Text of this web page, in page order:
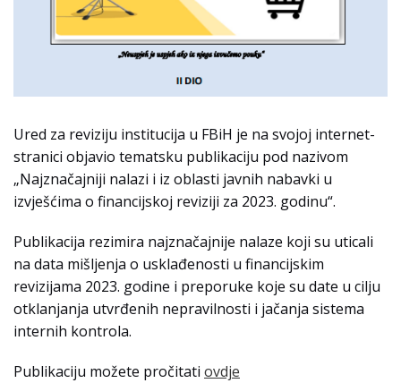
Ured za reviziju institucija u FBiH je na svojoj internet-
stranici objavio tematsku publikaciju pod nazivom
„Najznačajniji nalazi i iz oblasti javnih nabavki u
izvješćima o financijskoj reviziji za 2023. godinu“.
Publikacija rezimira najznačajnije nalaze koji su uticali
na data mišljenja o usklađenosti u financijskim
revizijama 2023. godine i preporuke koje su date u cilju
otklanjanja utvrđenih nepravilnosti i jačanja sistema
internih kontrola.
Publikaciju možete pročitati ovdje